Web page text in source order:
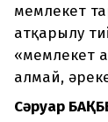
мемлекет
атқарылу
«мемлекет
алмай,
Сәруар